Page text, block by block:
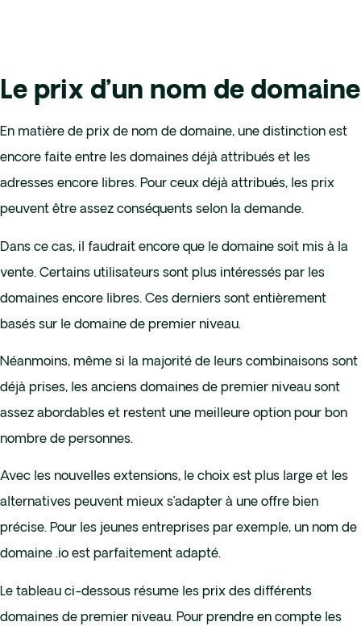
Le prix d’un nom de domaine
En matière de prix de nom de domaine, une distinction est
encore faite entre les domaines déjà attribués et les
adresses encore libres. Pour ceux déjà attribués, les prix
peuvent être assez conséquents selon la demande.
Dans ce cas, il faudrait encore que le domaine soit mis à la
vente. Certains utilisateurs sont plus intéressés par les
domaines encore libres. Ces derniers sont entièrement
basés sur le domaine de premier niveau.
Néanmoins, même si la majorité de leurs combinaisons sont
déjà prises, les anciens domaines de premier niveau sont
assez abordables et restent une meilleure option pour bon
nombre de personnes.
Avec les nouvelles extensions, le choix est plus large et les
alternatives peuvent mieux s’adapter à une offre bien
précise. Pour les jeunes entreprises par exemple, un nom de
domaine .io est parfaitement adapté.
Le tableau ci-dessous résume les prix des différents
domaines de premier niveau. Pour prendre en compte les